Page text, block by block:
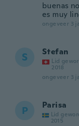
buenas
es muy
ongeveer 3
S Stefan
Lid
2018
ongeveer 3
P Parisa
Lid
2015